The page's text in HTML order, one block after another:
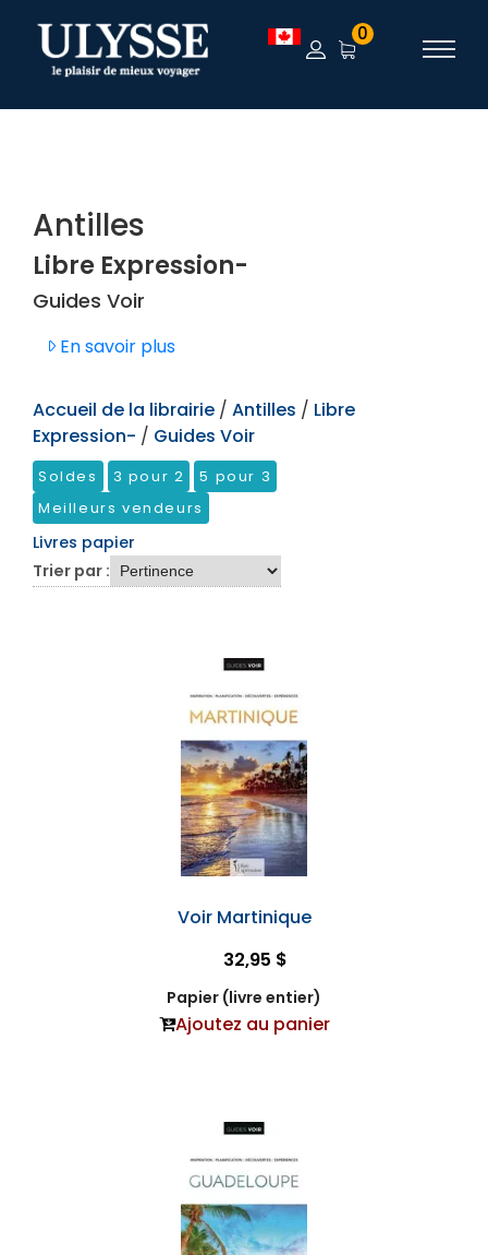
TEST 0
Antilles
Libre Expression-
Guides Voir
En savoir plus
Accueil de la librairie / Antilles / Libre
Expression- / Guides Voir
Soldes 3 pour 2
5 pour 3
Meilleurs vendeurs
Livres papier
Trier par :
Voir Martinique
32,95 $
Papier (livre entier)
Ajoutez au panier